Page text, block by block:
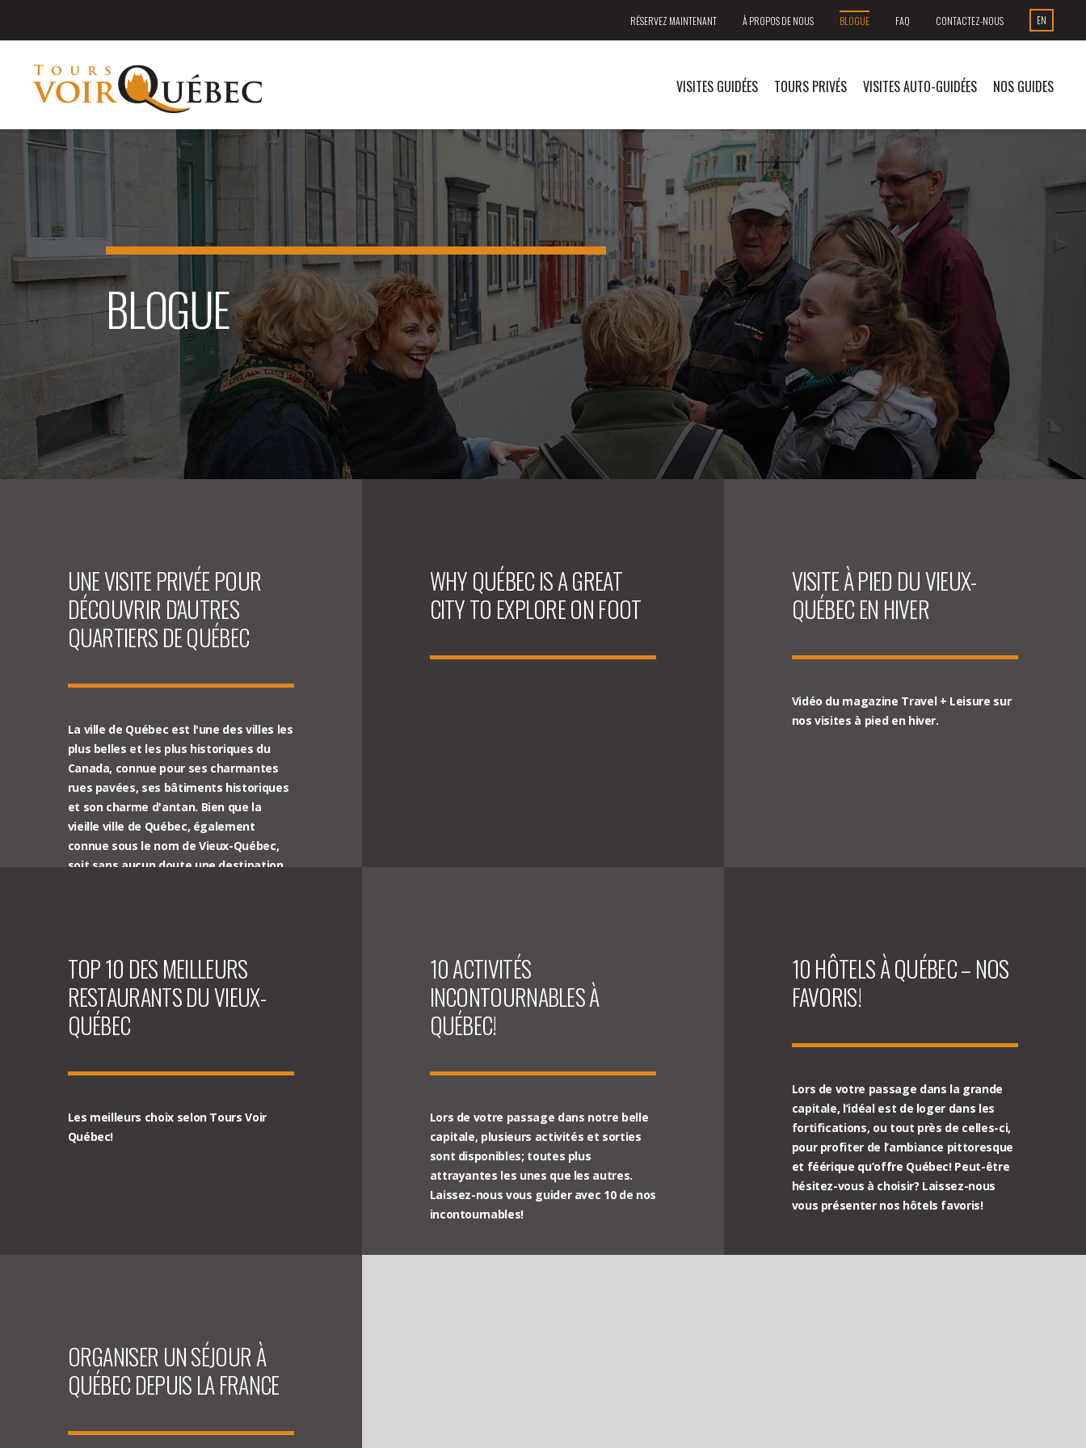
RÉSERVEZ MAINTENANT À PROPOS DE NOUS BLOGUE FAQ CONTACTEZ-NOUS EN
VISITES GUIDÉES TOURS PRIVÉS VISITES AUTO-GUIDÉES NOS GUIDES
BLOGUE
UNE VISITE PRIVÉE POUR
DÉCOUVRIR D'AUTRES
QUARTIERS DE QUÉBEC
La ville de Québec est l'une des villes les
plus belles et les plus historiques du
Canada, connue pour ses charmantes
rues pavées, ses bâtiments historiques
et son charme d'antan. Bien que la
vieille ville de Québec, également
connue sous le nom de Vieux-Québec,
soit sans aucun doute une destination
avantages d'une visite privée à pied de
ces quartiers.
WHY QUÉBEC IS A GREAT
CITY TO EXPLORE ON FOOT
VISITE À PIED DU VIEUX-
QUÉBEC EN HIVER
Vidéo du magazine Travel + Leisure sur
nos visites à pied en hiver.
TOP 10 DES MEILLEURS
RESTAURANTS DU VIEUX-
QUÉBEC
Les meilleurs choix selon Tours Voir
Québec!
10 ACTIVITÉS
INCONTOURNABLES À
QUÉBEC!
Lors de votre passage dans notre belle
capitale, plusieurs activités et sorties
sont disponibles; toutes plus
attrayantes les unes que les autres.
Laissez-nous vous guider avec 10 de nos
incontournables!
10 HÔTELS À QUÉBEC – NOS
FAVORIS!
Lors de votre passage dans la grande
capitale, l’idéal est de loger dans les
fortifications, ou tout près de celles-ci,
pour profiter de l’ambiance pittoresque
et féérique qu’offre Québec! Peut-être
hésitez-vous à choisir? Laissez-nous
vous présenter nos hôtels favoris!
ORGANISER UN SÉJOUR À
QUÉBEC DEPUIS LA FRANCE